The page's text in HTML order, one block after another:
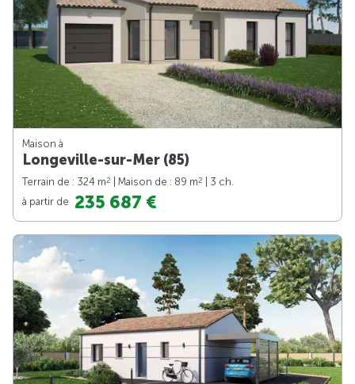
Maison à
Longeville-sur-Mer (85)
Terrain de : 324 m2 | Maison de : 89 m2
| 3 ch.
à partir de 235 687 €